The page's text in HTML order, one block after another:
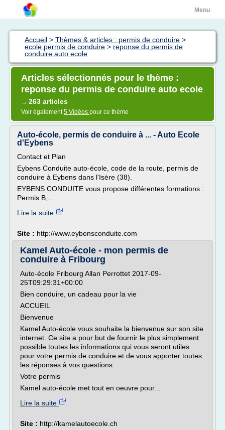
Menu
Accueil > Thèmes & articles : permis de conduire >
ecole permis de conduire > reponse du permis de
conduire auto ecole
Articles sélectionnés pour le thème :
reponse du permis de conduire auto ecole
→ 263 articles
Voir également5 Vidéos pour ce thème
Auto-école, permis de conduire à ... - Auto Ecole
d'Eybens
Contact et Plan
Eybens Conduite auto-école, code de la route, permis de
conduire à Eybens dans l'Isère (38).
EYBENS CONDUITE vous propose différentes formations :
Permis B,...
Lire la suite
Site : http://www.eybensconduite.com
Kamel Auto-école - mon permis de
conduire à Fribourg
Auto-école Fribourg Allan Perrottet 2017-09-
25T09:29:31+00:00
Bien conduire, un cadeau pour la vie
ACCUEIL
Bienvenue
Kamel Auto-école vous souhaite la bienvenue sur son site
internet. Ce site a pour but de fournir le plus simplement
possible toutes les informations qui vous seront utiles
pour votre permis de conduire et de vous apporter toutes
les réponses à vos questions.
Votre permis
Kamel auto-école met tout en oeuvre pour...
Lire la suite
Site : http://kamelautoecole.ch